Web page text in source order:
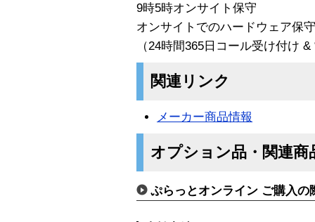
9時5時オンサイト保守
オンサイトでのハードウェア保
（24時間365日コール受け付け
関連リンク
メーカー商品情報
オプション品・関連商
ぷらっとオンライン ご購入の